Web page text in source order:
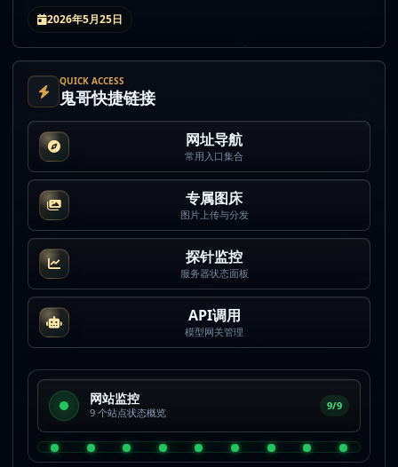
2026年5月25日
QUICK ACCESS
鬼哥快捷链接
网址导航
常用入口集合
专属图床
图片上传与分发
探针监控
服务器状态面板
API调用
模型网关管理
网站监控
9 个站点状态概览
9/9